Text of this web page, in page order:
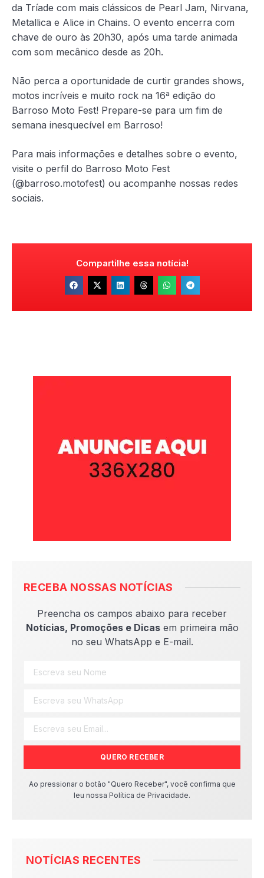
da Tríade com mais clássicos de Pearl Jam, Nirvana,
Metallica e Alice in Chains. O evento encerra com
chave de ouro às 20h30, após uma tarde animada
com som mecânico desde as 20h.
Não perca a oportunidade de curtir grandes shows,
motos incríveis e muito rock na 16ª edição do
Barroso Moto Fest! Prepare-se para um fim de
semana inesquecível em Barroso!
Para mais informações e detalhes sobre o evento,
visite o perfil do Barroso Moto Fest
(@barroso.motofest) ou acompanhe nossas redes
sociais.
Compartilhe essa notícia!
RECEBA NOSSAS NOTÍCIAS
Preencha os campos abaixo para receber
Notícias, Promoções e Dicasem primeira mão
no seu WhatsApp e E-mail.
QUERO RECEBER
Ao pressionar o botão "Quero Receber", você confirma que
leu nossa Política de Privacidade.
NOTÍCIAS RECENTES